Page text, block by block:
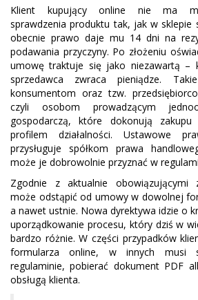
Klient kupujący online nie ma
sprawdzenia produktu tak, jak w sklepie
obecnie prawo daje mu 14 dni na
podawania przyczyny. Po złożeniu
umowę traktuje się jako niezawartą –
sprzedawca zwraca pieniądze.
konsumentom oraz tzw.
czyli osobom prowadzącym
gospodarczą, które dokonują
profilem działalności. Ustawowe
przysługuje spółkom prawa
może je dobrowolnie przyznać w
Zgodnie z aktualnie obowiązującymi
może odstąpić od umowy w dowolnej
a nawet ustnie. Nowa dyrektywa idzie o
uporządkowanie procesu, który dziś w
bardzo różnie. W części przypadków
formularza online, w innych musi
regulaminie, pobierać dokument PDF
obsługą klienta.